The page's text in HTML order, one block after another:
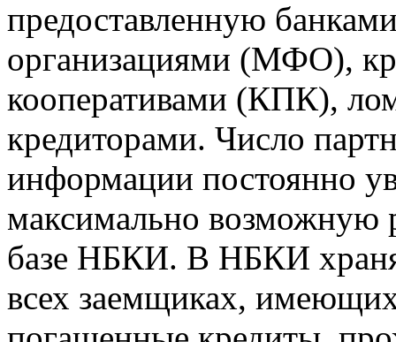
предоставленную
организациями (МФО),
кооперативами (КПК),
кредиторами. Число
информации постоянно
максимально возможную
базе НБКИ. В НБКИ
всех заемщиках,